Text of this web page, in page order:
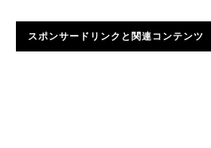
スポンサードリンクと関連コンテンツ